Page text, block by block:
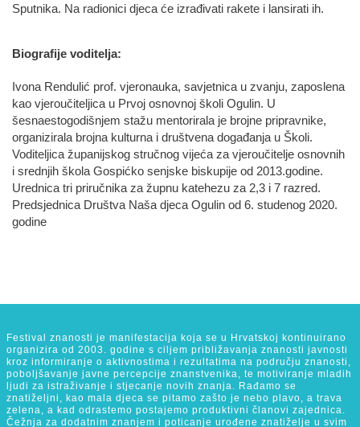
Sputnika. Na radionici djeca će izrađivati rakete i lansirati ih.
Biografije voditelja:
Ivona Rendulić prof. vjeronauka, savjetnica u zvanju, zaposlena
kao vjeroučiteljica u Prvoj osnovnoj školi Ogulin. U
šesnaestogodišnjem stažu mentorirala je brojne pripravnike,
organizirala brojna kulturna i društvena događanja u Školi.
Voditeljica županijskog stručnog vijeća za vjeroučitelje osnovnih
i srednjih škola Gospićko senjske biskupije od 2013.godine.
Urednica tri priručnika za župnu katehezu za 2,3 i 7 razred.
Predsjednica Društva Naša djeca Ogulin od 6. studenog 2020.
godine
Festival znanosti je manifestacija koja se u Hrvatskoj kontinuirano
organizira od 2003. godine s ciljem približavanja znanosti javnosti
kroz informiranje o aktivnostima i rezultatima na području znanosti,
poboljšavanje javne percepcije znanstvenika, te motiviranje mladih
ljudi za istraživanje i stjecanje novih znanja. Rađamo se
znatiželjni, kao mala djeca se pitamo zašto je nebo plavo, a trava
zelena, a kad odrastemo postajemo produktivni članovi zajednica.
Čežnja za dodatnim znanjem i poticanje urođene znatiželje u svim